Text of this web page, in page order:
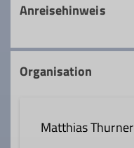
Anreisehinweis
Organisation
Matthias Thurner